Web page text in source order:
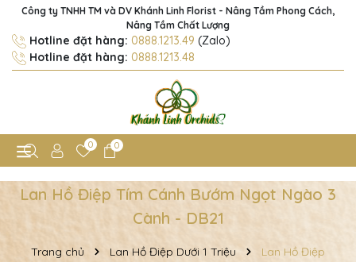
Công ty TNHH TM và DV Khánh Linh Florist - Nâng Tầm Phong Cách,
Nâng Tầm Chất Lượng
Hotline đặt hàng: 0888.1213.49 (Zalo)
Hotline đặt hàng: 0888.1213.48
0 0
Lan Hồ Điệp Tím Cánh Bướm Ngọt Ngào 3
Cành - DB21
Trang chủ Lan Hồ Điệp Dưới 1 Triệu
Lan Hồ Điệp